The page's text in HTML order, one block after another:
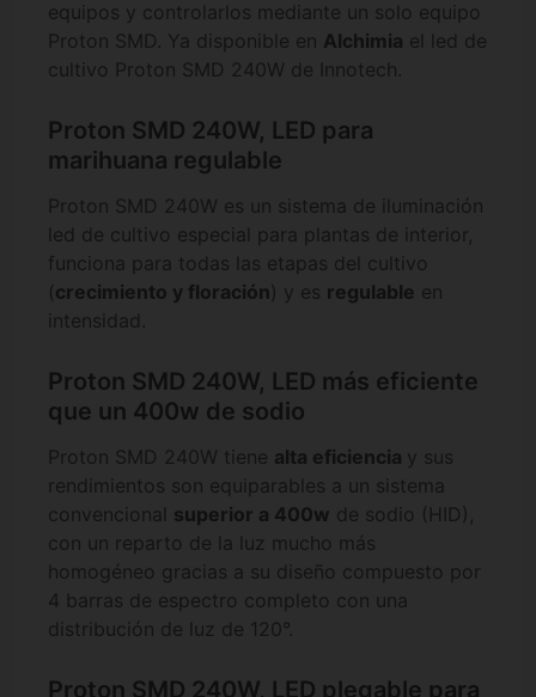
equipos y controlarlos mediante un solo equipo
Proton SMD. Ya disponible en Alchimia el led de
cultivo Proton SMD 240W de Innotech.
Proton SMD 240W, LED para
marihuana regulable
Proton SMD 240W es un sistema de iluminación
led de cultivo especial para plantas de interior,
funciona para todas las etapas del cultivo
( crecimiento y floración) y es regulable en
intensidad.
Proton SMD 240W, LED más eficiente
que un 400w de sodio
Proton SMD 240W tiene alta eficiencia y sus
rendimientos son equiparables a un sistema
convencional superior a 400w de sodio (HID),
con un reparto de la luz mucho más
homogéneo gracias a su diseño compuesto por
4 barras de espectro completo con una
distribución de luz de 120°.
Proton SMD 240W, LED plegable para